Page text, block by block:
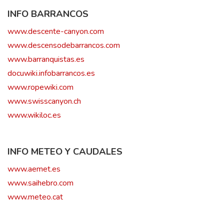
INFO BARRANCOS
www.descente-canyon.com
www.descensodebarrancos.com
www.barranquistas.es
docuwiki.infobarrancos.es
www.ropewiki.com
www.swisscanyon.ch
www.wikiloc.es
INFO METEO Y CAUDALES
www.aemet.es
www.saihebro.com
www.meteo.cat